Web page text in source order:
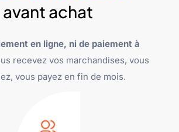
avant achat
en ligne, ni de paiement à
recevez vos marchandises, vous
vous payez en fin de mois.